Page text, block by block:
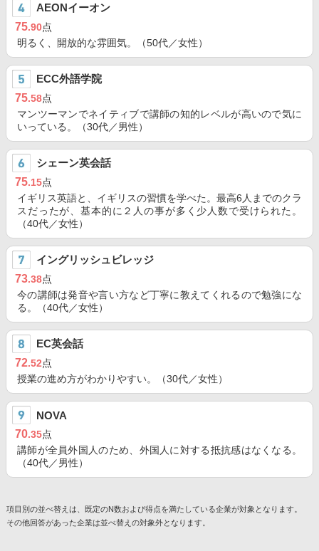
AEONイーオン
75.90点
明るく、開放的な雰囲気。（50代／女性）
ECC外語学院
75.58点
マンツーマンでネイティブで講師の知的レベルが高いので気に
いっている。（30代／男性）
シェーン英会話
75.15点
イギリス英語と、イギリスの習慣を学べた。最高6人までのクラ
スだったが、基本的に２人の事が多く少人数で受けられた。
（40代／女性）
イングリッシュビレッジ
73.38点
今の講師は発音や言い方など丁寧に教えてくれるので勉強にな
る。（40代／女性）
EC英会話
72.52点
授業の進め方がわかりやすい。（30代／女性）
NOVA
70.35点
講師が全員外国人のため、外国人に対する抵抗感はなくなる。
（40代／男性）
項目別の並べ替えは、既定のN数および得点を満たしている企業が対象となります。
その他回答があった企業は並べ替えの対象外となります。